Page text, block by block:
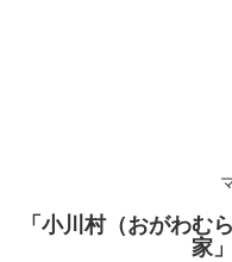
「小川村（おがわむら
家